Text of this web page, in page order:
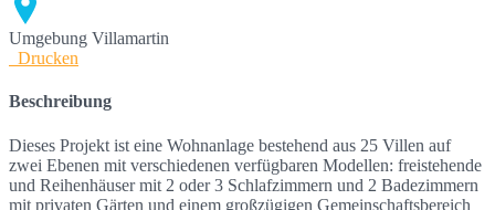
Umgebung Villamartin
Drucken
Beschreibung
Dieses Projekt ist eine Wohnanlage bestehend aus 25 Villen auf
zwei Ebenen mit verschiedenen verfügbaren Modellen: freistehende
und Reihenhäuser mit 2 oder 3 Schlafzimmern und 2 Badezimmern
mit privaten Gärten und einem großzügigen Gemeinschaftsbereich